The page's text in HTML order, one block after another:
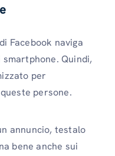
Facebook naviga
Quindi,
per
persone.
annuncio, testalo
bene anche sui